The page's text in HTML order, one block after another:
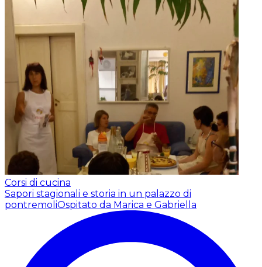
Corsi di cucina
Sapori stagionali e storia in un palazzo di
pontremoliOspitato da Marica e Gabriella